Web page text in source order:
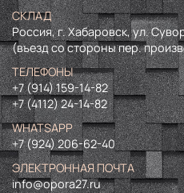
СКЛАД
Россия, г. Хабаровск, ул.
(въезд со стороны пер.
ТЕЛЕФОНЫ
+7 (914) 159-14-82
+7 (4112) 24-14-82
WHATSAPP
+7 (924) 206-62-40
ЭЛЕКТРОННАЯ ПОЧТА
info@opora27.ru